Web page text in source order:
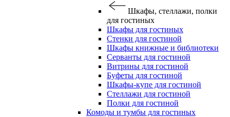
Шкафы, стеллажи, полки
для гостиных
Шкафы для гостиных
Стенки для гостиной
Шкафы книжные и библиотеки
Серванты для гостиной
Витрины для гостиной
Буфеты для гостиной
Шкафы-купе для гостиной
Стеллажи для гостиной
Полки для гостиной
Комоды и тумбы для гостиных